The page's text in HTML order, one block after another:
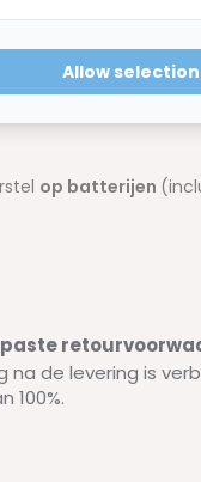
op batterijen
na de levering is
100%.
Allow selection